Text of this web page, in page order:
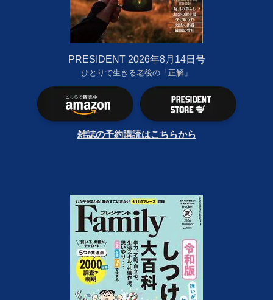
PRESIDENT 2026年8月14日号
ひとりで生きる老後の「正解」
雑誌の予約購読はこちらから